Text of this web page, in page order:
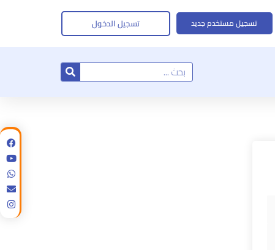
تسجيل مستخدم جديد تسجيل الدخول
Search